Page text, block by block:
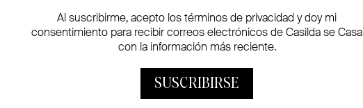
Al suscribirme, acepto los términos de privacidad y doy mi
consentimiento para recibir correos electrónicos de Casilda se Casa
con la información más reciente.
SUSCRIBIRSE